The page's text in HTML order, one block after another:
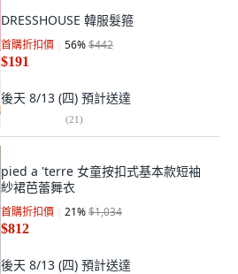
DRESSHOUSE 韓服髮箍
首購折扣價 56%$442
$191
後天 8/13 (四) 預計送達
(21)
pied a 'terre 女童按扣式基本款短袖
紗裙芭蕾舞衣
首購折扣價 21%$1,034
$812
後天 8/13 (四) 預計送達